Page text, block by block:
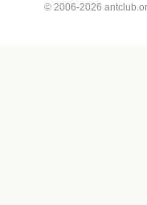
© 2006-2026